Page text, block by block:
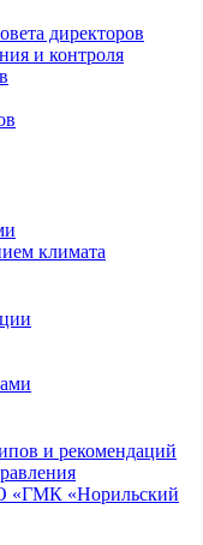
директоров
и контроля
климата
и рекомендаций
«ГМК «Норильский